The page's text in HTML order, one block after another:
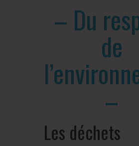
– Du
de
–
Les déchets